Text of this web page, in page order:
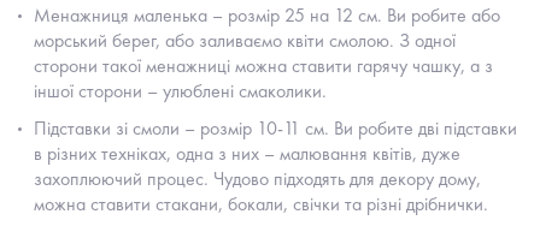
Менажниця маленька – розмір 25 на 12 см. Ви робите або
морський берег, або заливаємо квіти смолою. З одної
сторони такої менажниці можна ставити гарячу чашку, а з
іншої сторони – улюблені смаколики.
Підставки зі смоли – розмір 10-11 см. Ви робите дві підставки
в різних техніках, одна з них – малювання квітів, дуже
захоплюючий процес. Чудово підходять для декору дому,
можна ставити стакани, бокали, свічки та різні дрібнички.